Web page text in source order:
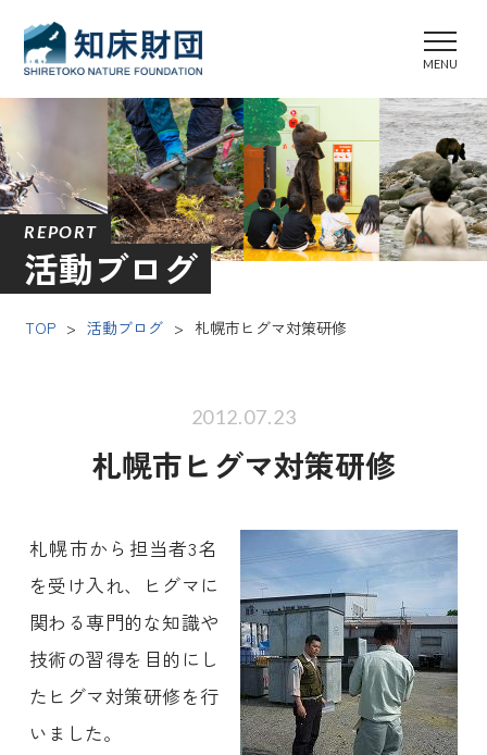
REPORT
活動ブログ
TOP > 活動ブログ > 札幌市ヒグマ対策研修
2012.07.23
札幌市ヒグマ対策研修
札幌市から担当者3名
を受け入れ、ヒグマに
関わる専門的な知識や
技術の習得を目的にし
たヒグマ対策研修を行
いました。